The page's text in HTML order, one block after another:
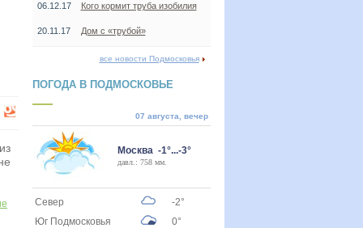
06.12.17 Кого кормит труба изобилия
20.11.17 Дом с «трубой»
все новости Подмосковья
ПОГОДА В ПОДМОСКОВЬЕ
07 августа, вечер
Москва -1°...-3°
давл.: 758 мм.
Север
-2°
Юг Подмосковья
0°